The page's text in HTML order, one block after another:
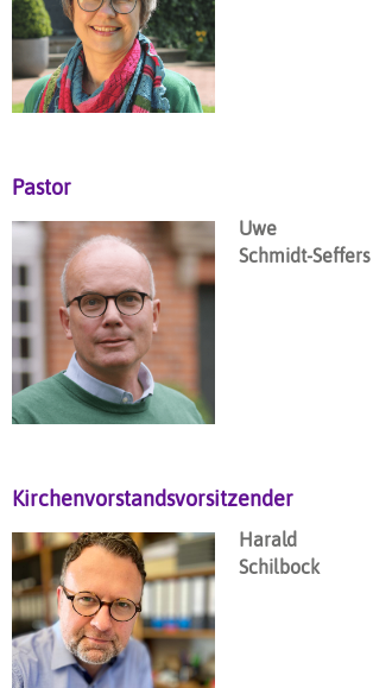
Pastor
Uwe
Schmidt-Seffers
Kirchenvorstandsvorsitzender
Harald
Schilbock